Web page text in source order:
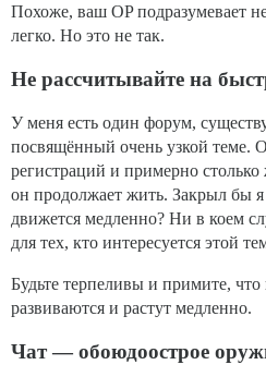
Похоже, ваш OP подразумевает
легко. Но это не так.
Не рассчитывайте на
У меня есть один форум,
посвящённый очень узкой теме.
регистраций и примерно
он продолжает жить. Закрыл бы
движется медленно? Ни в коем
для тех, кто интересуется этой
Будьте терпеливы и примите,
развиваются и растут медленно.
Чат — обоюдоострое